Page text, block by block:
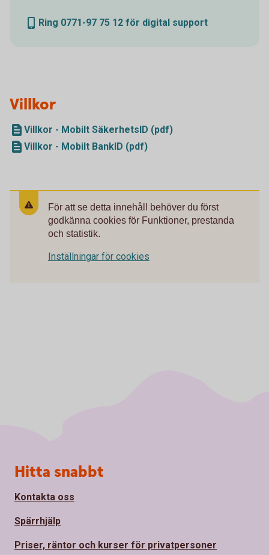
Ring 0771-97 75 12 för digital support
Villkor
Villkor - Mobilt SäkerhetsID (pdf)
Villkor - Mobilt BankID (pdf)
För att se detta innehåll behöver du först
godkänna cookies för Funktioner, prestanda
och statistik.
Inställningar för cookies
Sidfot
Hitta snabbt
Kontakta oss
Spärrhjälp
Priser, räntor och kurser för privatpersoner